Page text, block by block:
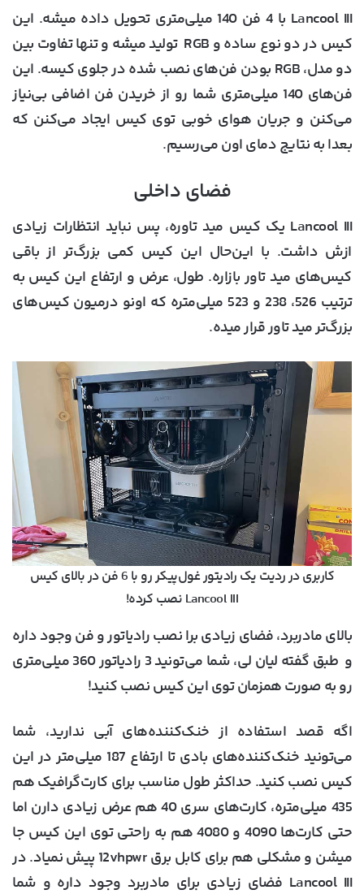
Lancool III با 4 فن 140 میلی‌متری تحویل داده میشه. این
کیس در دو نوع ساده و RGB تولید میشه و تنها تفاوت بین
دو مدل، RGB بودن فن‌های نصب شده در جلوی کیسه. این
فن‌های 140 میلی‌متری شما رو از خریدن فن اضافی بی‌نیاز
می‌کنن و جریان هوای خوبی توی کیس ایجاد می‌کنن که
بعدا به نتایج دمای اون می‌رسیم.
فضای داخلی
Lancool III یک کیس مید تاوره، پس نباید انتظارات زیادی
ازش داشت. با این‌حال این کیس کمی بزرگ‌تر از باقی
کیس‌های مید تاور بازاره. طول، عرض و ارتفاع این کیس به
ترتیب 526، 238 و 523 میلی‌متره که اونو درمیون کیس‌های
بزرگ‌تر مید تاور قرار میده.
کاربری در ردیت یک رادیتور غول‌پیکر رو با 6 فن در بالای کیس
Lancool III نصب کرده!
بالای مادربرد، فضای زیادی برا نصب رادیاتور و فن وجود داره
و طبق گفته لیان لی، شما می‌تونید 3 رادیاتور 360 میلی‌متری
رو به صورت همزمان توی این کیس نصب کنید!
اگه قصد استفاده از خنک‌کننده‌های آبی ندارید، شما
می‌تونید خنک‌کننده‌های بادی تا ارتفاع 187 میلی‌متر در این
کیس نصب کنید. حداکثر طول مناسب برای کارت‌گرافیک هم
435 میلی‌متره، کارت‌های سری 40 هم عرض زیادی دارن اما
حتی کارت‌ها 4090 و 4080 هم به راحتی توی این کیس جا
میشن و مشکلی هم برای کابل برق 12vhpwr پیش نمیاد. در
Lancool III فضای زیادی برای مادربرد وجود داره و شما